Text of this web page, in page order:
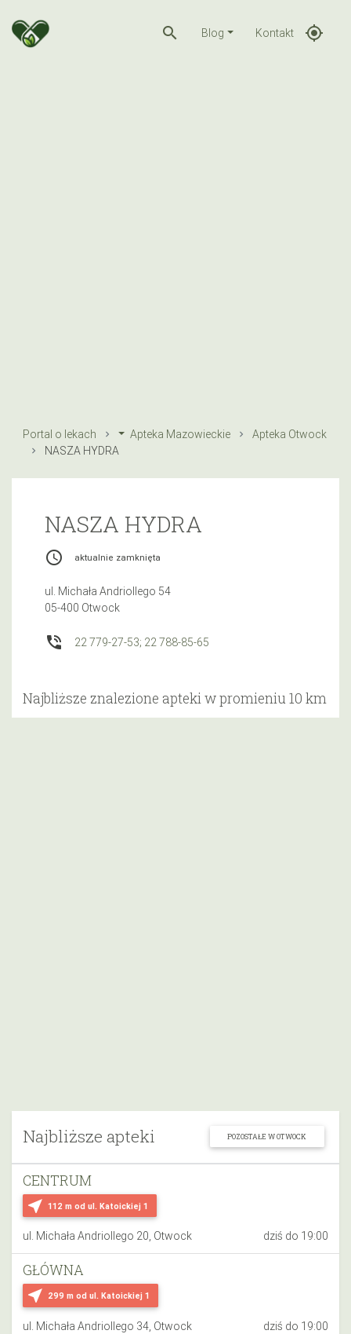
search Blog Kontakt gps_fixed
Portal o lekach Apteka Mazowieckie
Apteka Otwock
NASZA HYDRA
Najbliższe apteki POZOSTAŁE W OTWOCK
near_me 112 m od ul. Katoickiej 1
CENTRUM
ul. Michała Andriollego 20, Otwock dziś do 19:00
near_me 299 m od ul. Katoickiej 1
GŁÓWNA
ul. Michała Andriollego 34, Otwock dziś do 19:00
NASZA HYDRA
access_time aktualnie zamknięta
ul. Michała Andriollego 54
05-400 Otwock
phone_in_talk 22 779-27-53; 22 788-85-65
Najbliższe znalezione apteki w promieniu 10 km